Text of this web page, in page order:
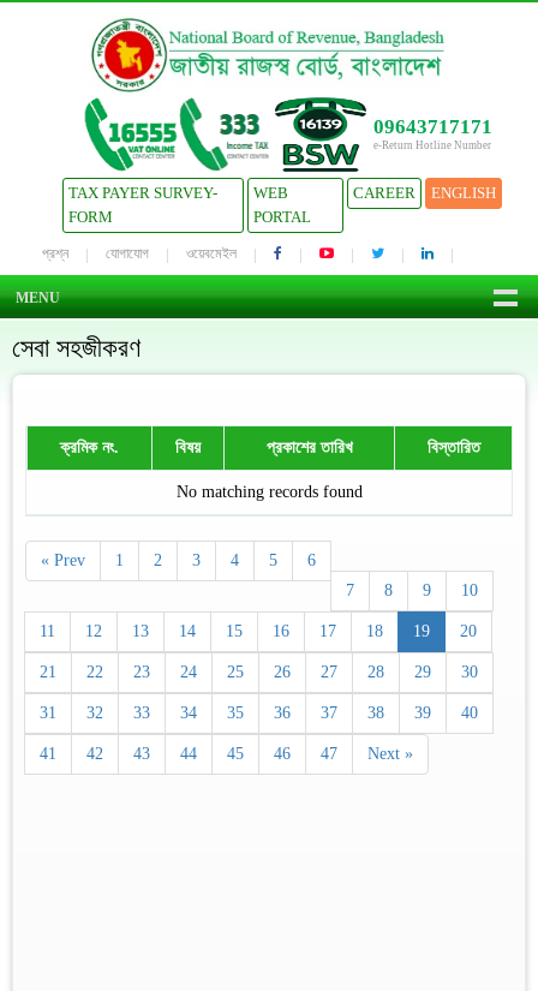
09643717171
e-Return Hotline Number
TAX PAYER SURVEY-
FORM
WEB
PORTAL
CAREER ENGLISH
প্রশ্ন যোগাযোগ ওয়েবমেইল
MENU
সেবা সহজীকরণ
ক্রমিক নং. বিষয় প্রকাশের তারিখ বিস্তারিত
No matching records found
« Prev 1 2 3 4 5
6
7
8 9 10
11 12 13 14 15 16 17 18 19 20
21 22 23 24 25 26 27 28 29 30
31 32 33 34 35 36 37 38 39 40
41 42 43 44 45 46 47 Next »